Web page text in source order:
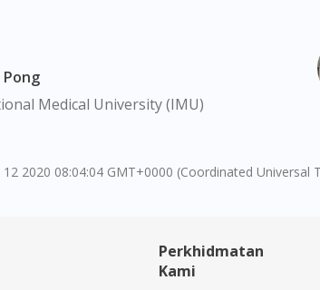
Continue to
No, please do
Pong
Medical University (IMU)
2020 08:04:04 GMT+0000 (Coordinated Universal
Perkhidmatan
Kami